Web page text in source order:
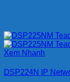
Xem Nhanh
DSP224N IP